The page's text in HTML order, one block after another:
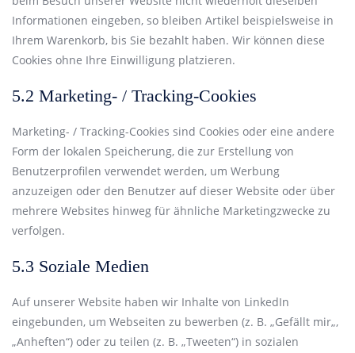
Informationen eingeben, so bleiben Artikel beispielsweise in
Ihrem Warenkorb, bis Sie bezahlt haben. Wir können diese
Cookies ohne Ihre Einwilligung platzieren.
5.2 Marketing- / Tracking-Cookies
Marketing- / Tracking-Cookies sind Cookies oder eine andere
Form der lokalen Speicherung, die zur Erstellung von
Benutzerprofilen verwendet werden, um Werbung
anzuzeigen oder den Benutzer auf dieser Website oder über
mehrere Websites hinweg für ähnliche Marketingzwecke zu
verfolgen.
5.3 Soziale Medien
Auf unserer Website haben wir Inhalte von LinkedIn
eingebunden, um Webseiten zu bewerben (z. B. „Gefällt mir„,
„Anheften“) oder zu teilen (z. B. „Tweeten“) in sozialen